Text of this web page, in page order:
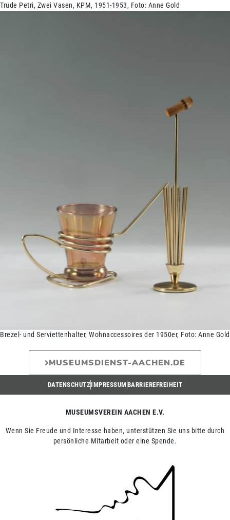
Trude Petri, Zwei Vasen, KPM, 1951-1953, Foto: Anne Gold
Brezel- und Serviettenhalter, Wohnaccessoires der 1950er, Foto: Anne Gold
MUSEUMSDIENST-AACHEN.DE
DATENSCHUTZIMPRESSUM BARRIEREFREIHEIT
MUSEUMSVEREIN AACHEN E.V.
Wenn Sie Freude und Interesse haben, unterstützen Sie uns bitte durch
persönliche Mitarbeit oder eine Spende.